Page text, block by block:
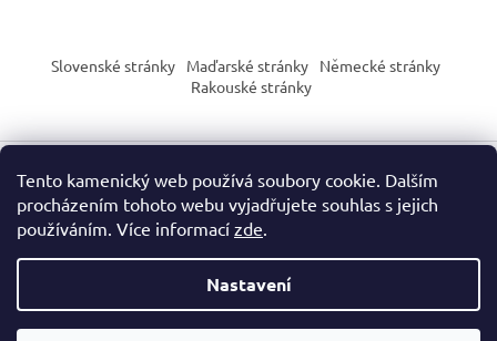
Tento kamenický web používá soubory cookie. Dalším
procházením tohoto webu vyjadřujete souhlas s jejich
používáním. Více informací zde.
Nastavení
Slovenské stránky Maďarské stránky
Německé stránky
Rakouské stránky
Vytvořil Shoptet
Copyright 2026PROkameny.cz. Všechna práva vyhrazena.
Upozornění dle nařízení EU o bezpečnosti výrobků (GPSR):